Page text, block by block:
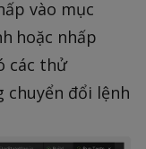
vào mục
hoặc nhấp
các thử
chuyển đổi lệnh